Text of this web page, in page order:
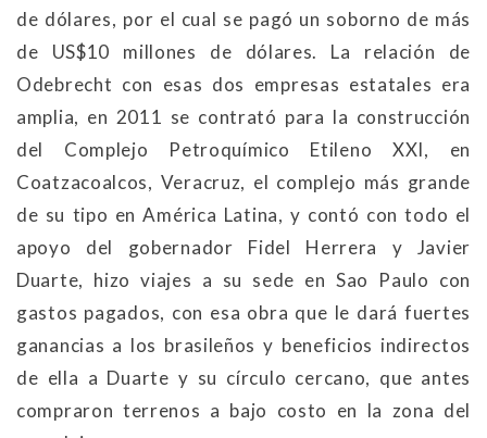
de dólares, por el cual se pagó un soborno de más
de US$10 millones de dólares. La relación de
Odebrecht con esas dos empresas estatales era
amplia, en 2011 se contrató para la construcción
del Complejo Petroquímico Etileno XXI, en
Coatzacoalcos, Veracruz, el complejo más grande
de su tipo en América Latina, y contó con todo el
apoyo del gobernador Fidel Herrera y Javier
Duarte, hizo viajes a su sede en Sao Paulo con
gastos pagados, con esa obra que le dará fuertes
ganancias a los brasileños y beneficios indirectos
de ella a Duarte y su círculo cercano, que antes
compraron terrenos a bajo costo en la zona del